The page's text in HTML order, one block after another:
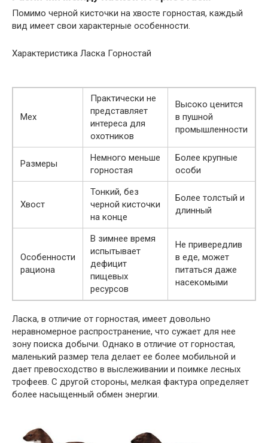
Помимо черной кисточки на хвосте горностая, каждый
вид имеет свои характерные особенности.
Характеристика Ласка Горностай
Мех
Практически не
представляет
интереса для
охотников
Высоко ценится
в пушной
промышленности
Размеры
Немного меньше
горностая
Более крупные
особи
Хвост
Тонкий, без
черной кисточки
на конце
Более толстый и
длинный
Особенности
рациона
В зимнее время
испытывает
дефицит
пищевых
ресурсов
Не привередлив
в еде, может
питаться даже
насекомыми
Ласка, в отличие от горностая, имеет довольно
неравномерное распространение, что сужает для нее
зону поиска добычи. Однако в отличие от горностая,
маленький размер тела делает ее более мобильной и
дает превосходство в выслеживании и поимке лесных
трофеев. С другой стороны, мелкая фактура определяет
более насыщенный обмен энергии.